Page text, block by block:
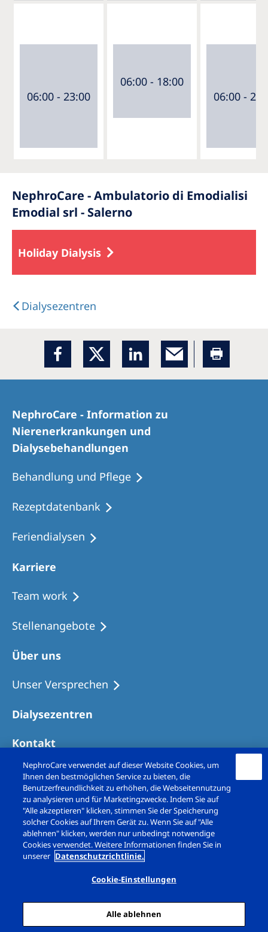
06:00 - 23:00
06:00 - 18:00
06:00 -
NephroCare - Ambulatorio di Emodialisi
Emodial srl - Salerno
Holiday Dialysis
Dialysezentren
NephroCare - Information zu
Nierenerkrankungen und
Dialysebehandlungen
Behandlung und Pflege
Rezeptdatenbank
Feriendialysen
Karriere
Team work
Stellenangebote
Über uns
Unser Versprechen
Dialysezentren
Kontakt
Copyright © Fresenius Medical Care (Schweiz)
AG. 2026. All rights reserved
Impressum
Datenschutz
Cookie Einstellungen
NephroCare verwendet auf dieser Website Cookies, um
Ihnen den bestmöglichen Service zu bieten, die
Benutzerfreundlichkeit zu erhöhen, die Webseitennutzung
zu analysieren und für Marketingzwecke. Indem Sie auf
"Alle akzeptieren" klicken, stimmen Sie der Speicherung
solcher Cookies auf Ihrem Gerät zu. Wenn Sie auf "Alle
ablehnen" klicken, werden nur unbedingt notwendige
Cookies verwendet. Weitere Informationen finden Sie in
unserer Datenschutzrichtlinie.
Cookie-Einstellungen
Alle ablehnen